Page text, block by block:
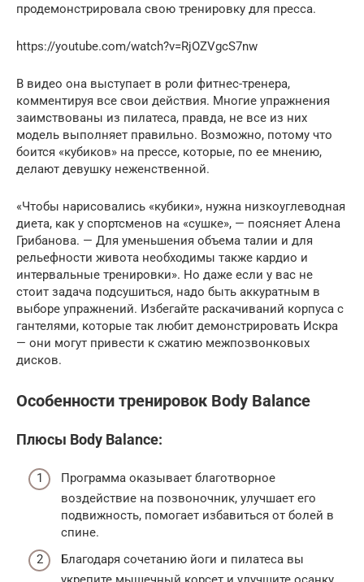
продемонстрировала свою тренировку для пресса.
https://youtube.com/watch?v=RjOZVgcS7nw
В видео она выступает в роли фитнес-тренера,
комментируя все свои действия. Многие упражнения
заимствованы из пилатеса, правда, не все из них
модель выполняет правильно. Возможно, потому что
боится «кубиков» на прессе, которые, по ее мнению,
делают девушку неженственной.
«Чтобы нарисовались «кубики», нужна низкоуглеводная
диета, как у спортсменов на «сушке», — поясняет Алена
Грибанова. — Для уменьшения объема талии и для
рельефности живота необходимы также кардио и
интервальные тренировки». Но даже если у вас не
стоит задача подсушиться, надо быть аккуратным в
выборе упражнений. Избегайте раскачиваний корпуса с
гантелями, которые так любит демонстрировать Искра
— они могут привести к сжатию межпозвонковых
дисков.
Особенности тренировок Body Balance
Плюсы Body Balance:
Программа оказывает благотворное
воздействие на позвоночник, улучшает его
подвижность, помогает избавиться от болей в
спине.
Благодаря сочетанию йоги и пилатеса вы